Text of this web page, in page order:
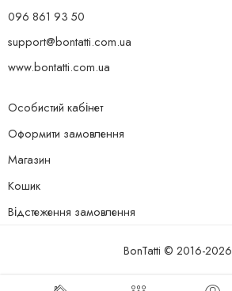
096 861 93 50
support@bontatti.com.ua
www.bontatti.com.ua
Особистий кабінет
Оформити замовлення
Магазин
Кошик
Відстеження замовлення
BonTatti © 2016-2026